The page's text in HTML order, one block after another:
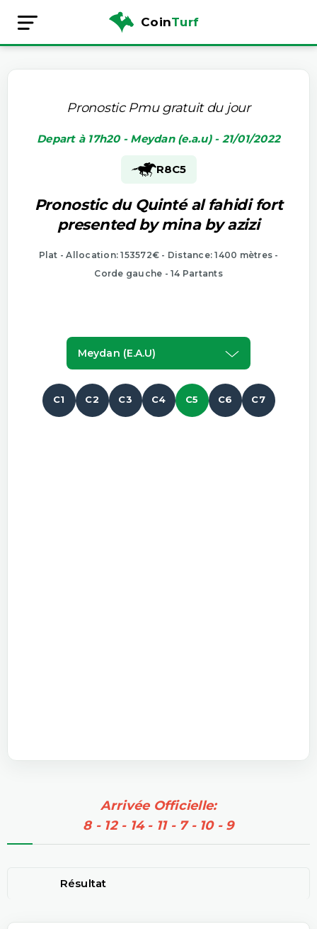
CoinTurf
Pronostic Pmu gratuit du jour
Depart à 17h20 - Meydan (e.a.u) - 21/01/2022
R8C5
Pronostic du Quinté al fahidi fort
presented by mina by azizi
Plat - Allocation: 153572€ - Distance: 1400 mètres -
Corde gauche - 14 Partants
Meydan (e.a.u)
C1 C2 C3 C4 C5 C6 C7
Arrivée Officielle:
8 - 12 - 14 - 11 - 7 - 10 - 9
Résultat